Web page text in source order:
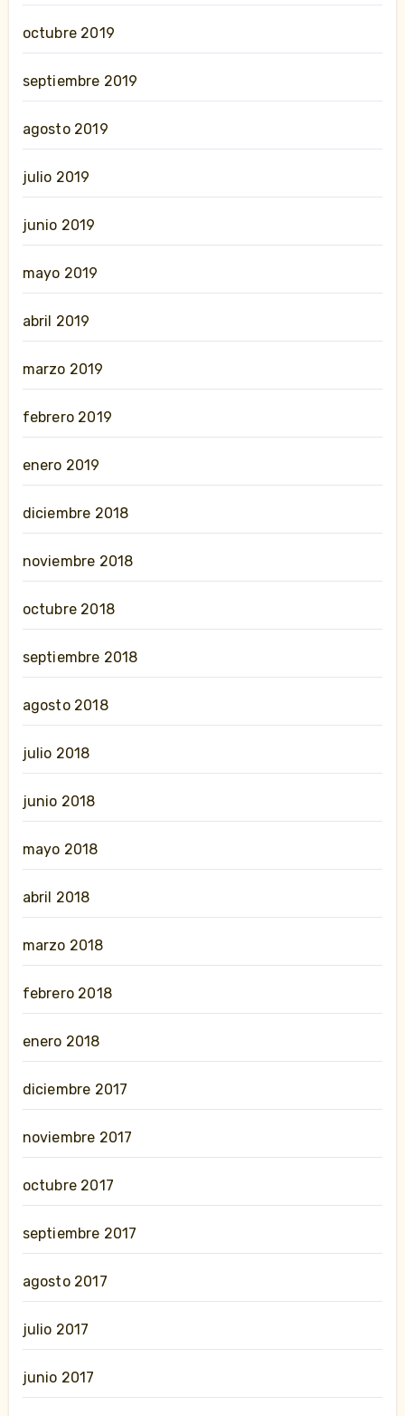
octubre 2019
septiembre 2019
agosto 2019
julio 2019
junio 2019
mayo 2019
abril 2019
marzo 2019
febrero 2019
enero 2019
diciembre 2018
noviembre 2018
octubre 2018
septiembre 2018
agosto 2018
julio 2018
junio 2018
mayo 2018
abril 2018
marzo 2018
febrero 2018
enero 2018
diciembre 2017
noviembre 2017
octubre 2017
septiembre 2017
agosto 2017
julio 2017
junio 2017